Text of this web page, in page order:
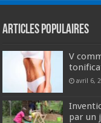
Articles populaires
V
avril 6,
par un